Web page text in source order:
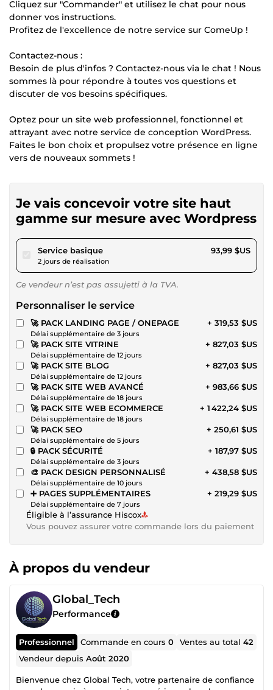
Cliquez sur "Commander" et utilisez le chat pour nous
donner vos instructions.
Profitez de l'excellence de notre service sur ComeUp !
Contactez-nous :
Besoin de plus d'infos ? Contactez-nous via le chat ! Nous
sommes là pour répondre à toutes vos questions et
discuter de vos besoins spécifiques.
Optez pour un site web professionnel, fonctionnel et
attrayant avec notre service de conception WordPress.
Faites le bon choix et propulsez votre présence en ligne
vers de nouveaux sommets !
Je vais concevoir votre site haut
gamme sur mesure avec Wordpress
Service basiquepour 86,62 $US
2 jours de réalisation
93,99 $US
Ce vendeur n’est pas assujetti à la TVA.
Personnaliser le service
🚀 PACK LANDING PAGE / ONEPAGE
Délai supplémentaire de 3 jours
+ 319,53 $US
🚀 PACK SITE VITRINE
Délai supplémentaire de 12 jours
+ 827,03 $US
🚀 PACK SITE BLOG
Délai supplémentaire de 12 jours
+ 827,03 $US
🚀 PACK SITE WEB AVANCÉ
Délai supplémentaire de 18 jours
+ 983,66 $US
🚀 PACK SITE WEB ECOMMERCE
Délai supplémentaire de 18 jours
+ 1 422,24 $US
🚀 PACK SEO
Délai supplémentaire de 5 jours
+ 250,61 $US
🔒 PACK SÉCURITÉ
Délai supplémentaire de 3 jours
+ 187,97 $US
🎨 PACK DESIGN PERSONNALISÉ
Délai supplémentaire de 10 jours
+ 438,58 $US
➕ PAGES SUPPLÉMENTAIRES
Délai supplémentaire de 7 jours
+ 219,29 $US
Éligible à l’assurance Hiscox
Vous pouvez assurer votre commande lors du paiement
À propos du vendeur
Global_Tech
Performance
Professionnel Commande en cours0 Ventes au total42
Vendeur depuisAoût 2020
Bienvenue chez Global Tech, votre partenaire de confiance